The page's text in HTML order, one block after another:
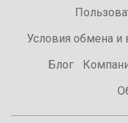
Условия обмена и
Блог